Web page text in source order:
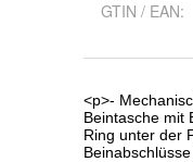
GTIN / EAN: